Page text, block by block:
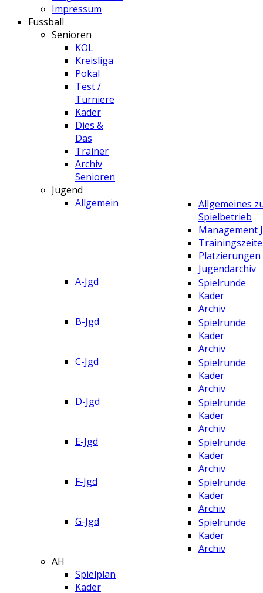
Impressum
Fussball
Senioren
KOL
Kreisliga
Pokal
Test /
Turniere
Kader
Dies &
Das
Trainer
Archiv
Senioren
Jugend
Allgemein
Allgemeines
Spielbetrieb
Management
Platzierungen
Jugendarchiv
A-Jgd
Spielrunde
Kader
Archiv
B-Jgd
Spielrunde
Kader
Archiv
C-Jgd
Spielrunde
Kader
Archiv
D-Jgd
Spielrunde
Kader
Archiv
E-Jgd
Spielrunde
Kader
Archiv
F-Jgd
Spielrunde
Kader
Archiv
G-Jgd
Spielrunde
Kader
Archiv
AH
Spielplan
Kader